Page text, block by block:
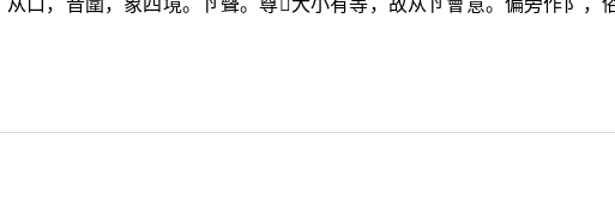
口，音圍，象四境。卪聲。尊
大小有等，故从卪會意。偏旁作阝，